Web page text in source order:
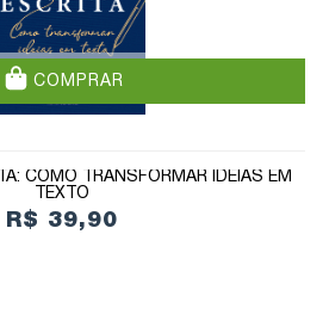
COMPRAR
COMO TRANSFORMAR IDEIAS EM
TEXTO
R$ 39,90